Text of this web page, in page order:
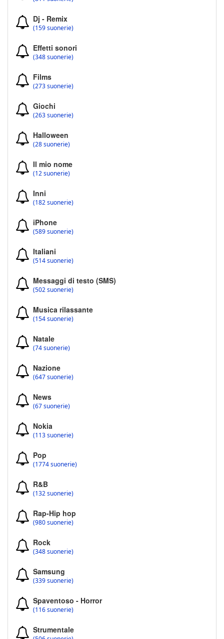
Dj - Remix
(159 suonerie)
Effetti sonori
(348 suonerie)
Films
(273 suonerie)
Giochi
(263 suonerie)
Halloween
(28 suonerie)
Il mio nome
(12 suonerie)
Inni
(182 suonerie)
iPhone
(589 suonerie)
Italiani
(514 suonerie)
Messaggi di testo (SMS)
(502 suonerie)
Musica rilassante
(154 suonerie)
Natale
(74 suonerie)
Nazione
(647 suonerie)
News
(67 suonerie)
Nokia
(113 suonerie)
Pop
(1774 suonerie)
R&B
(132 suonerie)
Rap-Hip hop
(980 suonerie)
Rock
(348 suonerie)
Samsung
(339 suonerie)
Spaventoso - Horror
(116 suonerie)
Strumentale